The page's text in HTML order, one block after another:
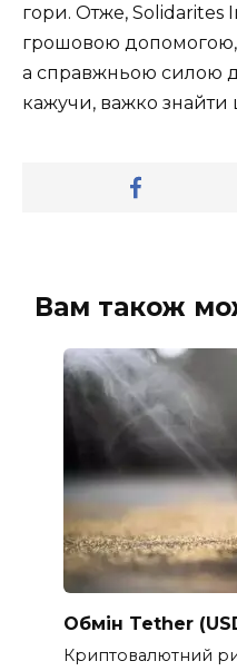
гори. Отже, Solidarites
грошовою допомогою,
а справжньою силою
кажучи, важко знайти
Вам також
Обмін Tether
Криптовалютний